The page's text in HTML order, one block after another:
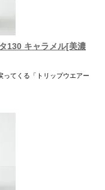
130 キャラメル[美濃
ってくる「トリップウエアー